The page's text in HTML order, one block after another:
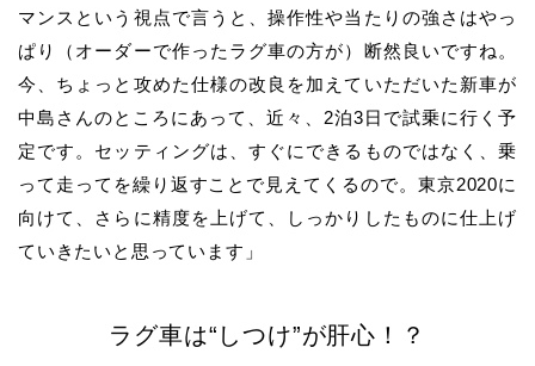
マンスという視点で言うと、操作性や当たりの強さはやっ
ぱり（オーダーで作ったラグ車の方が）断然良いですね。
今、ちょっと攻めた仕様の改良を加えていただいた新車が
中島 さんのところにあって、近々、2泊3日で試乗に行く予
定です。セッティングは、すぐにできるものではなく、乗
って走ってを繰り返すことで見えてくるので。東京2020に
向けて、さらに精度を上げて、しっかりしたものに仕上げ
ていきたいと思っています」
ラグ車は“しつけ”が肝心！？